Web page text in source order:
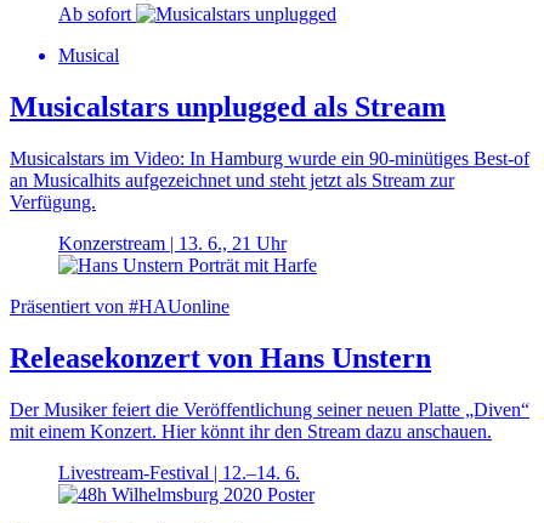
Ab sofort
Musical
Musicalstars unplugged als Stream
Musicalstars im Video: In Hamburg wurde ein 90-minütiges Best-of
an Musicalhits aufgezeichnet und steht jetzt als Stream zur
Verfügung.
Konzerstream | 13. 6., 21 Uhr
Präsentiert von #HAUonline
Releasekonzert von Hans Unstern
Der Musiker feiert die Veröffentlichung seiner neuen Platte „Diven“
mit einem Konzert. Hier könnt ihr den Stream dazu anschauen.
Livestream-Festival | 12.–14. 6.